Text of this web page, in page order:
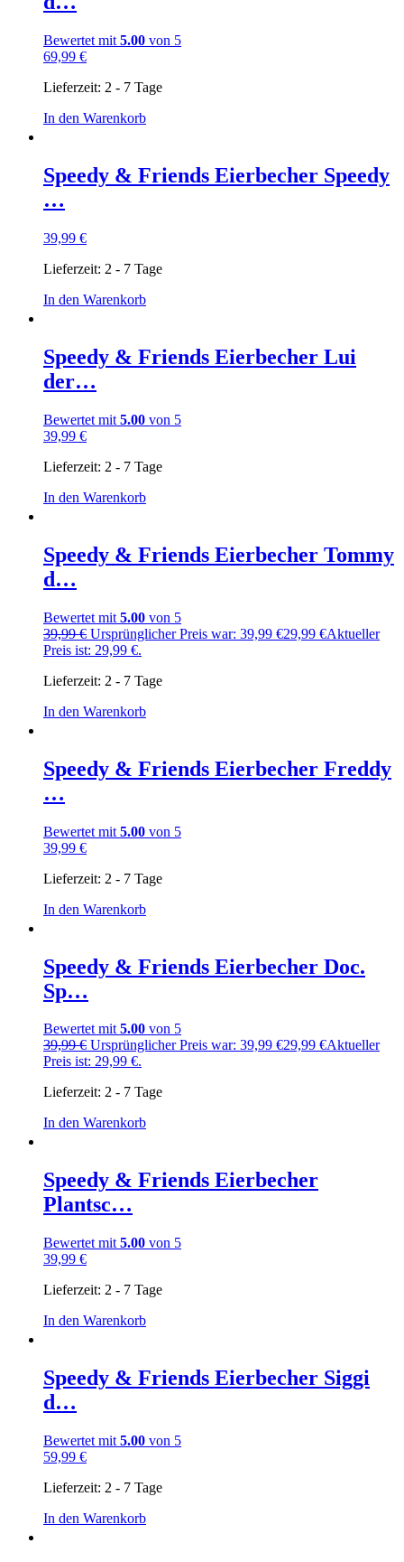
Bewertet mit 5.00 von 5
69,99 €
Lieferzeit: 2 - 7 Tage
In den Warenkorb
Speedy & Friends Eierbecher Speedy
…
39,99 €
Lieferzeit: 2 - 7 Tage
In den Warenkorb
Speedy & Friends Eierbecher Lui
der…
Bewertet mit 5.00 von 5
39,99 €
Lieferzeit: 2 - 7 Tage
In den Warenkorb
Speedy & Friends Eierbecher Tommy
d…
Bewertet mit 5.00 von 5
39,99€ Ursprünglicher Preis war: 39,99 €29,99 €Aktueller
Preis ist: 29,99 €.
Lieferzeit: 2 - 7 Tage
In den Warenkorb
Speedy & Friends Eierbecher Freddy
…
Bewertet mit 5.00 von 5
39,99 €
Lieferzeit: 2 - 7 Tage
In den Warenkorb
Speedy & Friends Eierbecher Doc.
Sp…
Bewertet mit5.00 von 5
39,99€ Ursprünglicher Preis war: 39,99 €29,99 €Aktueller
Preis ist: 29,99 €.
Lieferzeit: 2 - 7 Tage
In den Warenkorb
Speedy & Friends Eierbecher
Plantsc…
Bewertet mit 5.00 von 5
39,99 €
Lieferzeit: 2 - 7 Tage
In den Warenkorb
Speedy & Friends Eierbecher Siggi
d…
Bewertet mit 5.00 von 5
59,99 €
Lieferzeit: 2 - 7 Tage
In den Warenkorb